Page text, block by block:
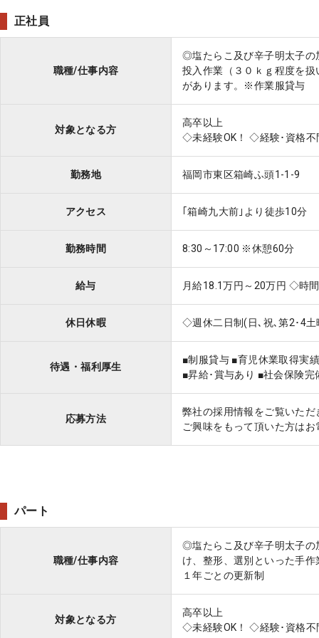
正社員
職種/仕事内容
◎塩たらこ及び辛子明太子の
投入作業（３０ｋｇ程度を
があります。※作業服貸与
対象となる方
高卒以上
◇未経験OK！ ◇経験･資格
勤務地 福岡市東区箱崎ふ頭1-1-9
アクセス ｢箱崎九大前｣より徒歩10分
勤務時間 8:30～17:00 ※休憩60分
給与 月給18.1万円～20万円 ◇時
休日休暇 ◇週休二日制(日､祝､第2･4
待遇・福利厚生
■制服貸与 ■育児休業取得実
■昇給･賞与あり ■社会保険完
応募方法
弊社の採用情報をご覧いた
ご興味をもって頂いた方はお
パート
職種/仕事内容
◎塩たらこ及び辛子明太子の
け、整形、選別といった手
１年ごとの更新制
対象となる方
高卒以上
◇未経験OK！ ◇経験･資格